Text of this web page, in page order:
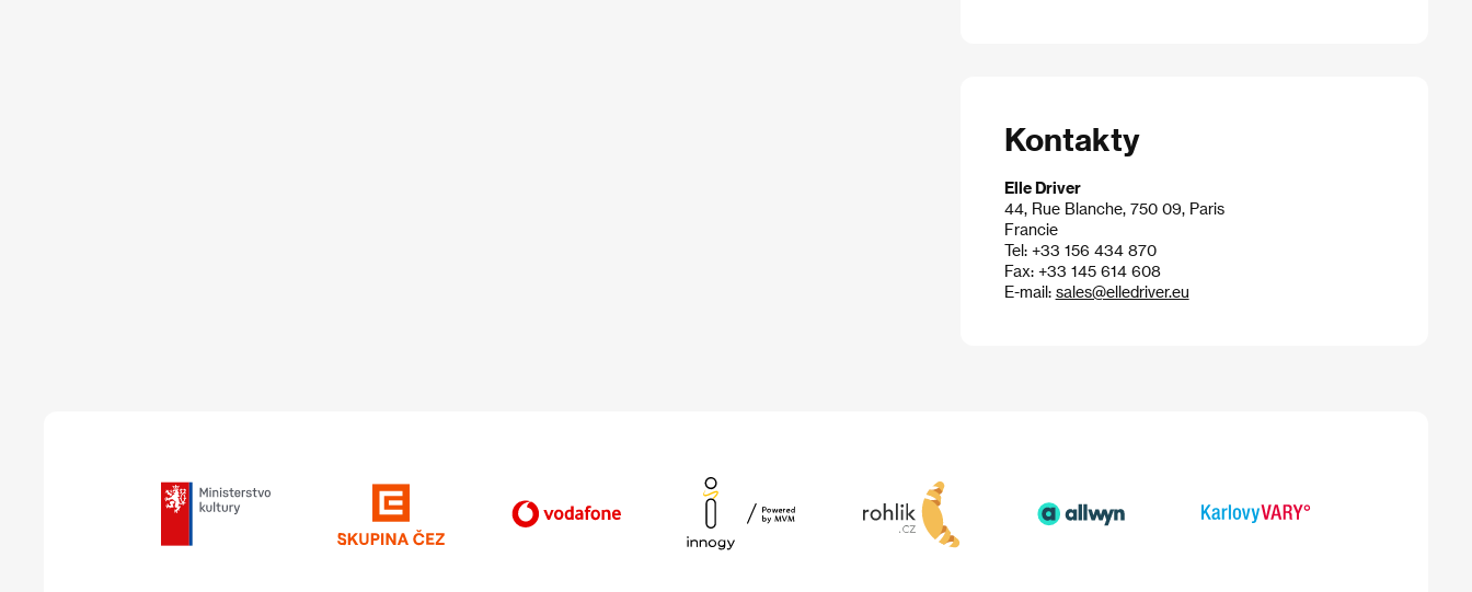
Kontakty
Elle Driver
44, Rue Blanche, 750 09, Paris
Francie
Tel: +33 156 434 870
Fax: +33 145 614 608
E-mail: sales@elledriver.eu